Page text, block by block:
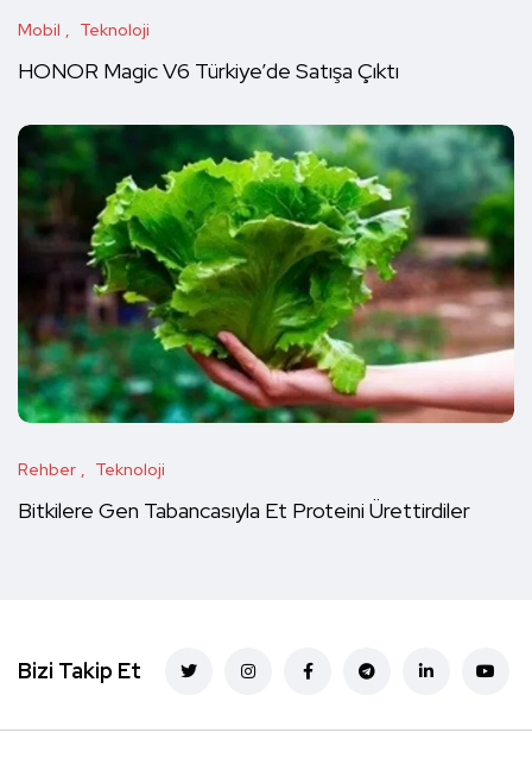
Mobil Teknoloji
HONOR Magic V6 Türkiye’de Satışa Çıktı
Rehber Teknoloji
Bitkilere Gen Tabancasıyla Et Proteini Ürettirdiler
Bizi Takip Et